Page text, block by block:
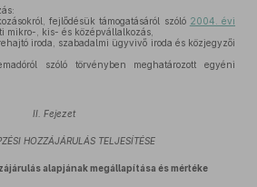
fejlődésük támogatásáról szóló 2004. évi
mikro-, kis- és középvállalkozás,
iroda, szabadalmi ügyvivő iroda és közjegyzői
szóló törvényben meghatározott egyéni
II. Fejezet
HOZZÁJÁRULÁS TELJESÍTÉSE
alapjának megállapítása és mértéke